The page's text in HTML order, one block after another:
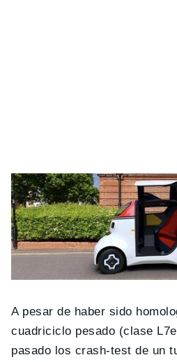
A pesar de haber sido
cuadriciclo pesado (clase
pasado los crash-test de un